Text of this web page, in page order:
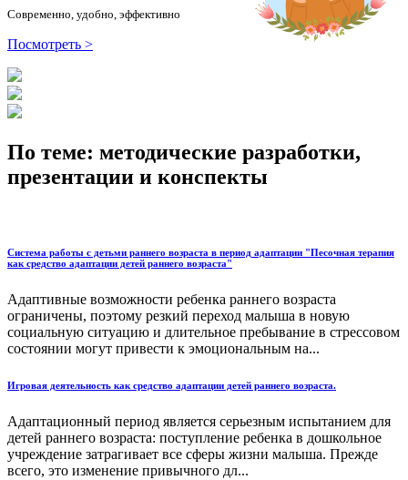
Современно, удобно, эффективно
Посмотреть >
По теме: методические разработки,
презентации и конспекты
Система работы с детьми раннего возраста в период адаптации "Песочная терапия
как средство адаптации детей раннего возраста"
Адаптивные возможности ребенка раннего возраста
ограничены, поэтому резкий переход малыша в новую
социальную ситуацию и длительное пребы­вание в стрессовом
состоянии могут привести к эмоциональ­ным на...
Игровая деятельность как средство адаптации детей раннего возраста.
Адаптационный период является серьезным испытанием для
детей раннего возраста: поступление ребенка в дошкольное
учреждение затрагивает все сферы жизни малыша. Прежде
всего, это изменение привычного дл...